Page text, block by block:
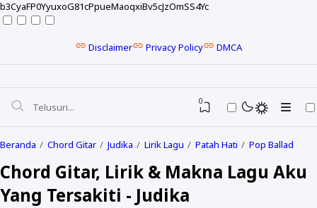
b3CyaFP0YyuxoG81cPpueMaoqxiBv5cJzOmSS4Yc
Disclaimer Privacy Policy DMCA
0
Beranda Chord Gitar Judika Lirik Lagu Patah Hati Pop Ballad
Chord Gitar, Lirik & Makna Lagu Aku
Yang Tersakiti - Judika